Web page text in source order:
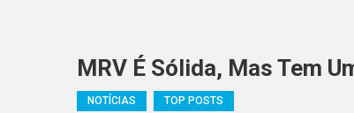
MRV É Sólida, Mas Tem
NOTÍCIAS TOP POSTS